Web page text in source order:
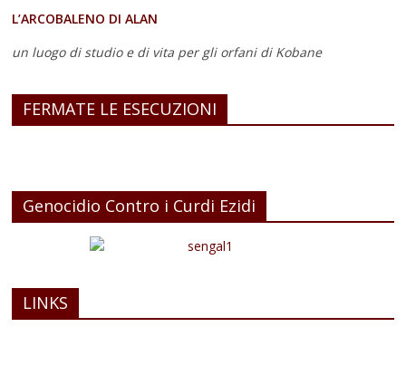
L’ARCOBALENO DI ALAN
un luogo di studio e di vita per gli orfani di Kobane
FERMATE LE ESECUZIONI
Genocidio Contro i Curdi Ezidi
LINKS